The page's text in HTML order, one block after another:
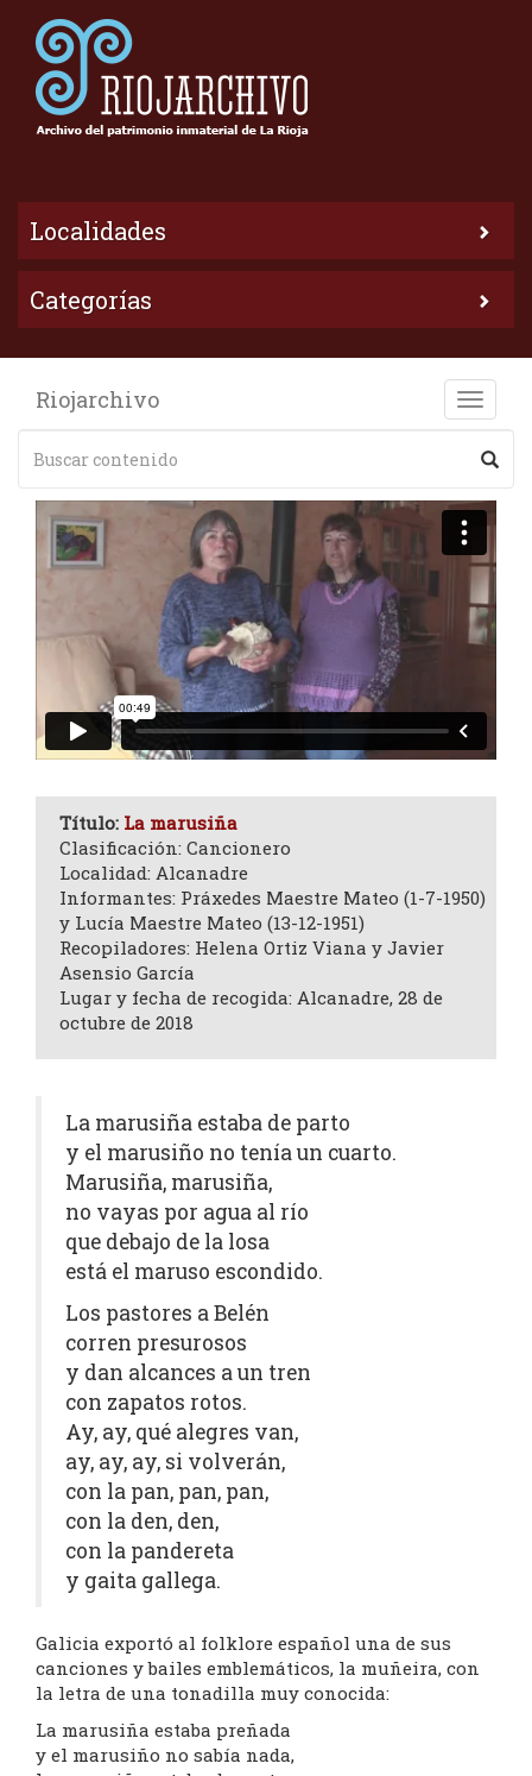
Localidades
Categorías
Toggle
Riojarchivo
Título: La marusiña
Clasificación: Cancionero
Localidad: Alcanadre
Informantes: Práxedes Maestre Mateo (1-7-1950)
y Lucía Maestre Mateo (13-12-1951)
Recopiladores: Helena Ortiz Viana y Javier
Asensio García
Lugar y fecha de recogida: Alcanadre, 28 de
octubre de 2018
La marusiña estaba de parto
y el marusiño no tenía un cuarto.
Marusiña, marusiña,
no vayas por agua al río
que debajo de la losa
está el maruso escondido.
Los pastores a Belén
corren presurosos
y dan alcances a un tren
con zapatos rotos.
Ay, ay, qué alegres van,
ay, ay, ay, si volverán,
con la pan, pan, pan,
con la den, den,
con la pandereta
y gaita gallega.
Galicia exportó al folklore español una de sus
canciones y bailes emblemáticos, la muñeira, con
la letra de una tonadilla muy conocida:
La marusiña estaba preñada
y el marusiño no sabía nada,